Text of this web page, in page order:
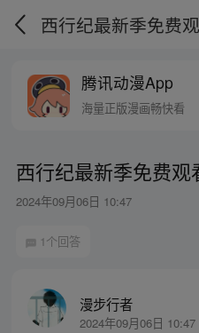
西行纪最新季免费
腾讯动漫App
海量正版漫画畅快看
西行纪最新季免费观
2024年09月06日 10:47
1个回答
漫步行者
2024年09月06日 10:47